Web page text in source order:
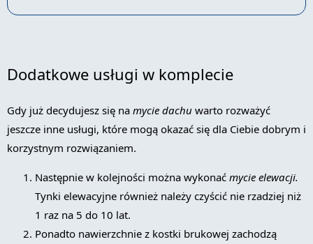
Dodatkowe usługi w komplecie
Gdy już decydujesz się na mycie dachu warto rozważyć
jeszcze inne usługi, które mogą okazać się dla Ciebie dobrym i
korzystnym rozwiązaniem.
Następnie w kolejności można wykonać mycie elewacji.
Tynki elewacyjne również należy czyścić nie rzadziej niż
1 raz na 5 do 10 lat.
Ponadto nawierzchnie z kostki brukowej zachodzą